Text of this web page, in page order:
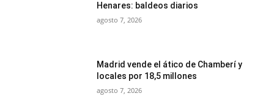
Henares: baldeos diarios
agosto 7, 2026
Madrid vende el ático de Chamberí y
locales por 18,5 millones
agosto 7, 2026